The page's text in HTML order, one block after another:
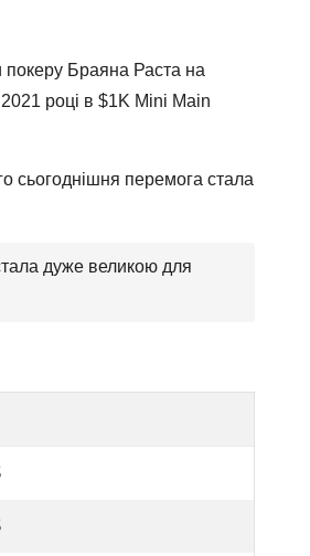
покеру Браяна Раста на
році в $1K Mini Main
сьогоднішня перемога стала
дуже великою для